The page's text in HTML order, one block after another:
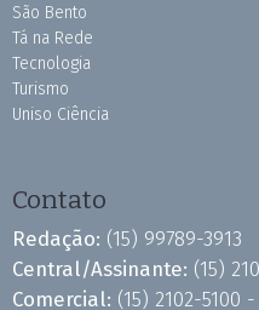
São Bento
Tá na Rede
Tecnologia
Turismo
Uniso Ciência
Contato
Redação: (15) 99789-3913
Central/Assinante: (15)
Comercial: (15) 2102-5100